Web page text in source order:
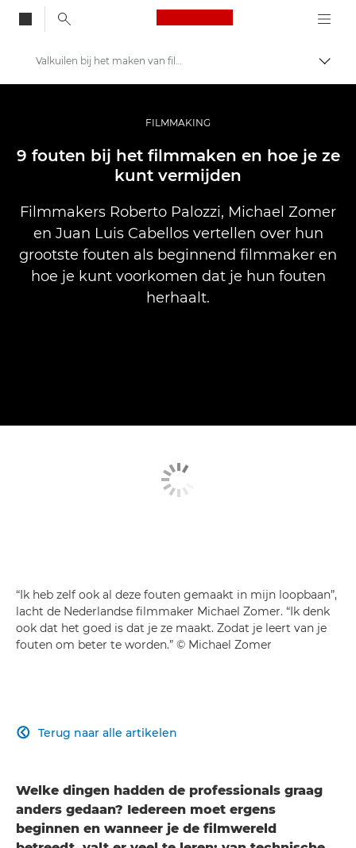
Canon Logo, back
Professionele fotografie en video
Verhalen
Valkuilen bij het maken van films die je moet vermijden
FILMMAKING
9 fouten bij het filmmaken en hoe je ze
kunt vermijden
Filmmakers Roberto Palozzi, Michael Zomer
en Juan Luis Cabellos vertellen over hun
grootste fouten als beginnend filmmaker en
hoe je kunt voorkomen dat je hun fouten
herhaalt.
“Ik heb zelf ook al deze fouten gemaakt in mijn loopbaan”,
lacht de Nederlandse filmmaker Michael Zomer. “Ik denk
ook dat het goed is dat je ze maakt. Zodat je leert van je
fouten om beter te worden.” © Michael Zomer
Terug naar alle artikelen

Welke dingen hadden de professionals graag
anders gedaan? Iedereen moet ergens
beginnen en wanneer je de filmwereld